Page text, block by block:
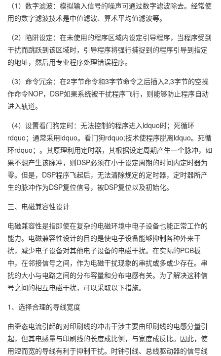
（1）数字滤波：模拟输入信号的噪声可通过数字滤波除去。经常使
用的数字滤波技术是中值滤波、算术平均值滤波等。
（2）陷阱设定：在未使用的程序区域内设定引导程序，当程序受到
干扰而跳跃到该区域时，引导程序将强行捕捉到的程序引导到指定
的地址，然后用专业程序处理错误程序。
（3）命令冗余：在2字节命令和3字节命令之后插入2,3字节的空操
作命令NOP，DSP如果系统被干扰程序飞行，则能够防止程序自动
进入轨道。
（4）设置看门狗定时：无法控制的程序进入ldquo时；死循环
rdquo；通常采用ldquo。看门狗rdquo;技术使程序脱离ldquo。死循
环rdquo；。其原理利用定时器，其根据设定周期产生一个脉冲，如
果不想产生该脉冲，则DSP必须在小于设定周期的时间内定时器为
零。但是，DSP程序飞起后，无法清除规定的定时器，定时器所产
生的脉冲作为DSP复位信号，被DSP复位以及初始化。
三、电磁兼容性设计
电磁兼容性是指即使在复杂的电磁环境中电子设备也能正常工作的
能力。电磁兼容性设计的目的是使电子设备能够抑制各种外来干
扰，减少电子设备对其他电子设备的电磁干扰。在实际的PCB板
中，在邻接信号之间，作为电磁干扰现象的串扰或多或少存在。串
扰的大小与电路之间的分布容量和分布电感有关。为了解决这种信
号之间的相互电磁干扰，可以采取以下措施。
1、选择合理的导线宽度
由瞬态电流引起的对印刷线的冲击干涉主要由印刷线的电感分量引
起，但其电感量与印刷线的长度成比例，与宽度成反比。因此，使
用短而宽的导线有利于抑制干扰。时钟引线、总线驱动器的信号线